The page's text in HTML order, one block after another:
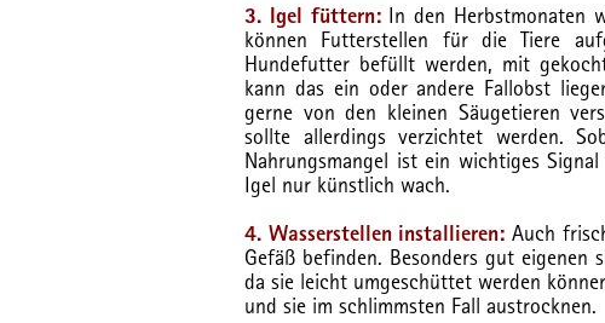
3. Igel füttern: In den Herbstmonaten
können Futterstellen für die Tiere
Hundefutter befüllt werden, mit
kann das ein oder andere Fallobst
gerne von den kleinen Säugetieren
sollte allerdings verzichtet werden.
Nahrungsmangel ist ein wichtiges
Igel nur künstlich wach.
4. Wasserstellen installieren: Auch
Gefäß befinden. Besonders gut eigenen
da sie leicht umgeschüttet werden
und sie im schlimmsten Fall austrocknen.